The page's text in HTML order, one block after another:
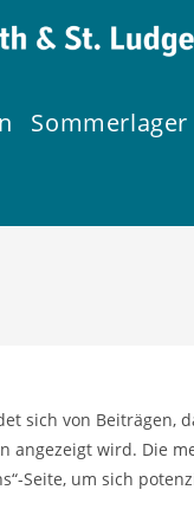
Sommerlager
sich von Beiträgen,
angezeigt wird. Die
Seite, um sich